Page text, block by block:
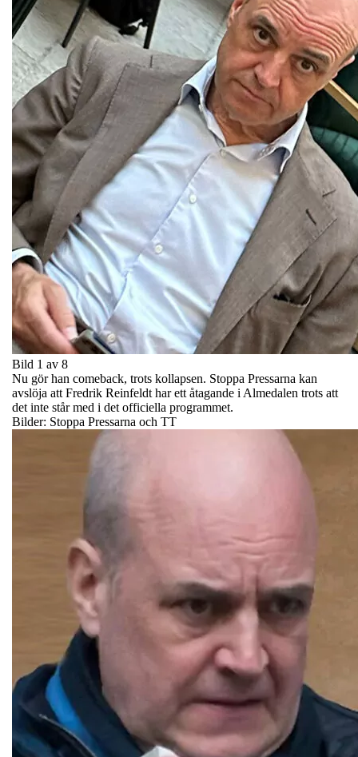
Bild 1 av 8
Nu gör han comeback, trots kollapsen. Stoppa Pressarna kan
avslöja att Fredrik Reinfeldt har ett åtagande i Almedalen trots att
det inte står med i det officiella programmet.
Bilder: Stoppa Pressarna och TT